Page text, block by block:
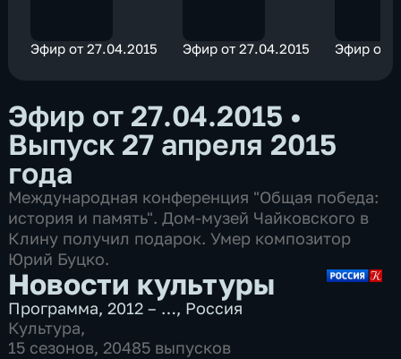
Эфир от 27.04.2015 Эфир от 27.04.2015 Эфир от
Эфир от 27.04.2015 •
Выпуск 27 апреля 2015
года
Международная конференция "Общая победа:
история и память". Дом-музей Чайковского в
Клину получил подарок. Умер композитор
Юрий Буцко.
Новости культуры
Программа,2012 – …, Россия
Культура,
15 сезонов, 20485 выпусков